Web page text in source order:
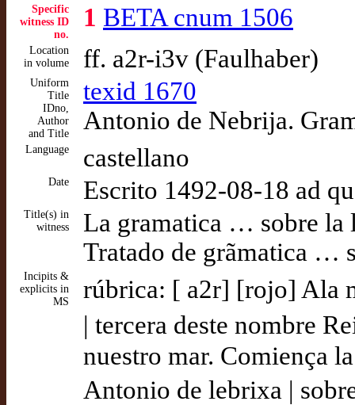
Specific
witness ID
no.
1 BETA cnum 1506
Location
in volume
ff. a2r-i3v (Faulhaber)
Uniform
Title
IDno,
Author
and Title
texid 1670
Antonio de Nebrija.
Language castellano
Date Escrito 1492-08-18 ad
Title(s) in
witness
La gramatica … sobre la
Tratado de grãmatica …
Incipits &
explicits in
MS
rúbrica: [ a2r] [rojo] Ala
| tercera deste nombre
nuestro mar. Comiença
Antonio de lebrixa |